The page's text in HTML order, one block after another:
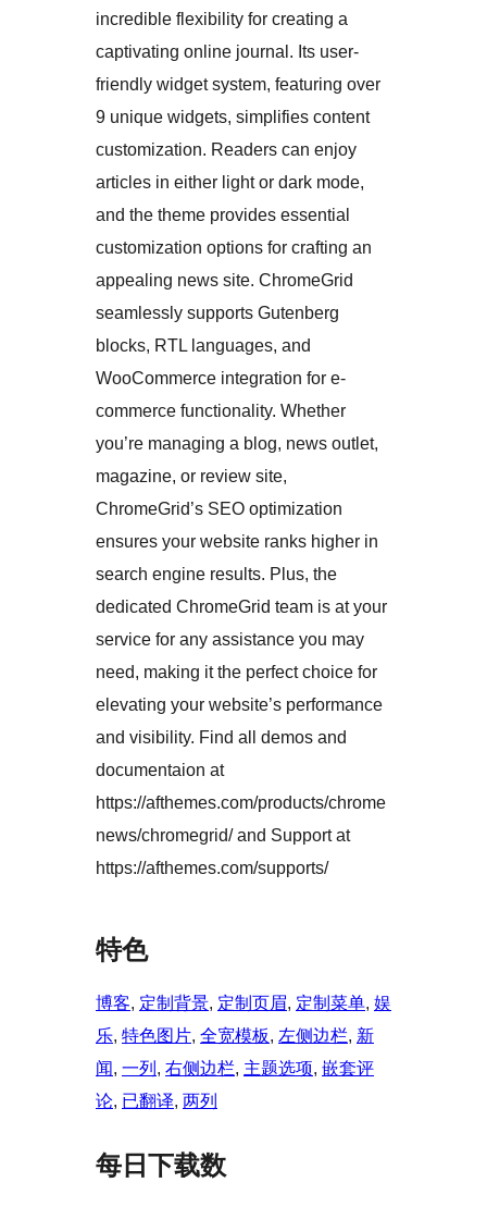
incredible flexibility for creating a
captivating online journal. Its user-
friendly widget system, featuring over
9 unique widgets, simplifies content
customization. Readers can enjoy
articles in either light or dark mode,
and the theme provides essential
customization options for crafting an
appealing news site. ChromeGrid
seamlessly supports Gutenberg
blocks, RTL languages, and
WooCommerce integration for e-
commerce functionality. Whether
you’re managing a blog, news outlet,
magazine, or review site,
ChromeGrid’s SEO optimization
ensures your website ranks higher in
search engine results. Plus, the
dedicated ChromeGrid team is at your
service for any assistance you may
need, making it the perfect choice for
elevating your website’s performance
and visibility. Find all demos and
documentaion at
https://afthemes.com/products/chrome
news/chromegrid/ and Support at
https://afthemes.com/supports/
特色
博客, 定制背景, 定制页眉, 定制菜单, 娱
乐, 特色图片, 全宽模板, 左侧边栏, 新
闻, 一列 , 右侧边栏, 主题选项, 嵌套评
论, 已翻译, 两列
每日下载数